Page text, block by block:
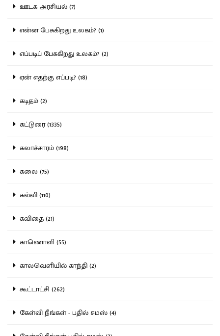
ஊடக அரசியல் (7)
என்ன பேசுகிறது உலகம்? (1)
எப்படிப் பேசுகிறது உலகம்? (2)
ஏன் எதற்கு எப்படி? (18)
கடிதம் (2)
கட்டுரை (1335)
கலாச்சாரம் (198)
கலை (75)
கல்வி (110)
கவிதை (21)
காணொளி (55)
காலவெளியில் காந்தி (2)
கூட்டாட்சி (262)
கேள்வி நீங்கள் - பதில் சமஸ் (4)